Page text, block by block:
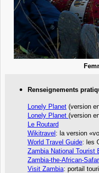
Renseignements
Lonely Planet (version
Lonely Planet (version
Le Routard
Wikitravel : la version
World Travel Guide: les
Zambia National Tourist
Zambia-the-African-
Visit Zambia: portail